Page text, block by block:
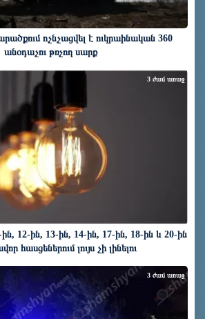
ոչնչացվել է ուկրաինական 360
անօդաչու թռչող սարք
12-ին, 13-ին, 14-ին, 17-ին, 18-ին և 20-ին
հասցեներում լույս չի լինելու
3 ժամ առաջ
3 ժամ առաջ